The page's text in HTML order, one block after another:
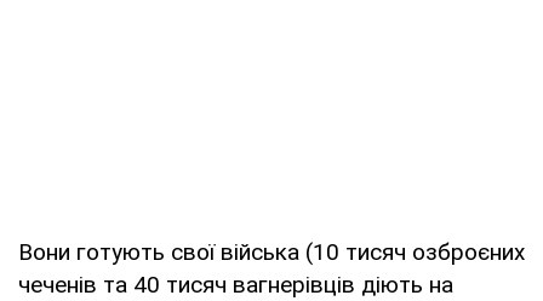
Вони готують свої війська (10 тисяч озброєних
чеченів та 40 тисяч вагнерівців діють на